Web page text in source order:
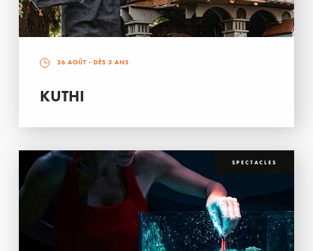
26 AOÛT - DÈS 3 ANS
KUTHI
SPECTACLES